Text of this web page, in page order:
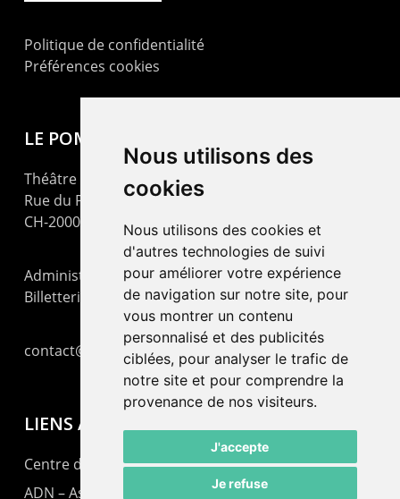
Nous utilisons des
cookies
Nous utilisons des cookies et
d'autres technologies de suivi
pour améliorer votre expérience
de navigation sur notre site, pour
vous montrer un contenu
personnalisé et des publicités
ciblées, pour analyser le trafic de
notre site et pour comprendre la
provenance de nos visiteurs.
J'accepte
Je refuse
Politique de confidentialité
Préférences cookies
LE POMMIER
Théâtre – Centre Culturel Neuchâtelois
Rue du Pommier 9
CH-2000 Neuchâtel
Administration : +41 32 725 03 03
Billetterie : +41 32 725 05 05
contact@lepommier.ch
LIENS AMIS
Centre de culture ABC
ADN – Association Danse Neuchâtel